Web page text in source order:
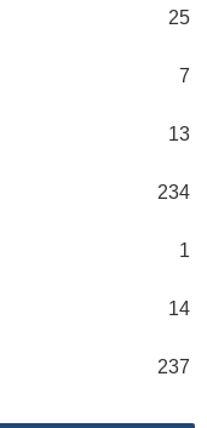
25
7
13
234
1
14
237